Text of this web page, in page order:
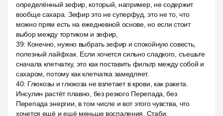
определённый зефир, который, например, не содержит
вообще сахара. Зефир это не суперфуд, это не то, что
можно прям есть на ежедневной основе, но если стоит
выбор между тортиком и зефир,
39: Конечно, нужно выбрать зефир и спокойную совесть,
полезный лайфхак. Если хочется сильно сладкого, съешьте
сначала клетчатку, это как поставить фильтр между собой и
сахаром, потому как клетчатка замедляет.
40: Глюкозы и глюкоза не взлетает в крови, как ракета.
Инсулин растёт плавно, без резкого Перепада, без
Перепада энергии, в том числе и вот этого чувства, что
хочется ещё и ещё меньше воспаления. Стаби.